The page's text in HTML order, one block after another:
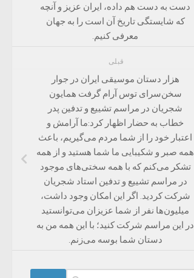
دست به دست هم داده، ایران عزیز و آنچه
که شایستگی تاریخ آن است را به جهان
معرفی کنیم.‌
قبلی
هزار دستان موسیقی ایران در جوار
سخن‌سرای توس آرام گرفت همایون
شجریان در مراسم تشییع و تدفین پدر
خطاب به حضار اظهار کرد:ما آرامش و
اعتبار خود را از شما مردم می‌گیریم، باعث
همه صبر و شکیبایی ما شما هستید و از همه
تشکر می‌کنم که با همه سختی‌های موجود
در مراسم تشییع و تدفین استاد شجریان
شرکت کردید.‌ اگر این امکان وجود داشت،
میلیون‌ها نفر از شما عزیزان می‌توانستید
در این مراسم شرکت کنید؛ با این همه من به
دستان شما بوسه می‌زنم.‌